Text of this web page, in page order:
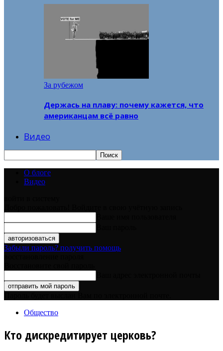
За рубежом
Держась на плаву: почему кажется, что
американцам всё равно
Видео
О блоге
Видео
Забыли пароль? получить помощь
Общество
Кто дискредитирует церковь?